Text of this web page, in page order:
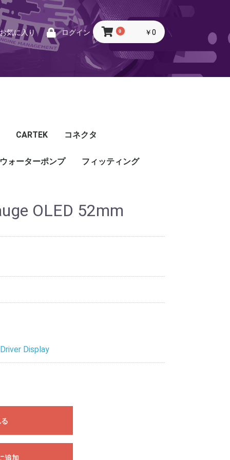
気に入り ログイン 0 ￥0
CARTEK
CARTEK
コネクタ
Lambda
Ignition
Injector
Throttle. Accele
Honda
Subaru
Toyota
Mazda
Mitsubishi
Nissan
Porsche
その他
ウォーターポンプ フィッティング
G5
G4X
TOYOTA
NISSAN
HONDA
MAZDA
SUBARU
MITSUBISHI
OTHER
OLED 52mm
Driver Display
追加